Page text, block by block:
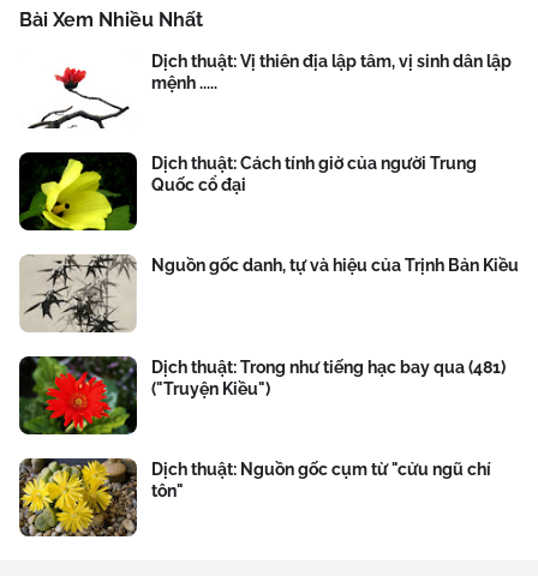
Bài Xem Nhiều Nhất
Dịch thuật: Vị thiên địa lập tâm, vị sinh dân lập
mệnh .....
Dịch thuật: Cách tính giờ của người Trung
Quốc cổ đại
Nguồn gốc danh, tự và hiệu của Trịnh Bản Kiều
Dịch thuật: Trong như tiếng hạc bay qua (481)
("Truyện Kiều")
Dịch thuật: Nguồn gốc cụm từ "cửu ngũ chí
tôn"